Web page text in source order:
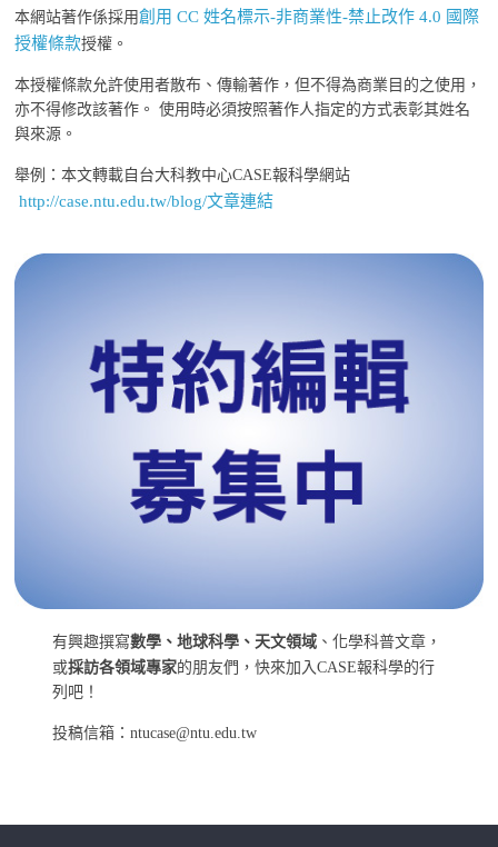
本網站著作係採用創用 CC 姓名標示-非商業性-禁止改作 4.0 國際
授權條款授權。
本授權條款允許使用者散布、傳輸著作，但不得為商業目的之使用，
亦不得修改該著作。 使用時必須按照著作人指定的方式表彰其姓名
與來源。
舉例：本文轉載自台大科教中心CASE報科學網站
http://case.ntu.edu.tw/blog/文章連結
有興趣撰寫數學、地球科學、天文領域 、化學科普文章，
或採訪各領域專家的朋友們，快來加入CASE報科學的行
列吧！
投稿信箱：ntucase@ntu.edu.tw